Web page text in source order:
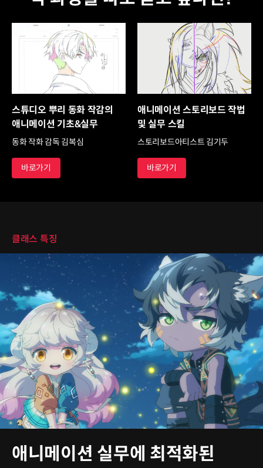
스튜디오 뿌리 동화 작감의
애니메이션 기초&실무
동화 작화 감독 김복심
바로가기
애니메이션 스토리보드 작법
및 실무 스킬
스토리보드아티스트 김기두
바로가기
클래스 특징
애니메이션 실무에 최적화된